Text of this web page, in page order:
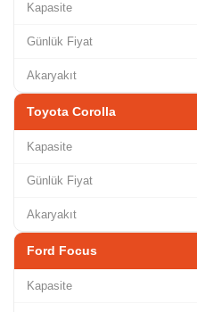
Kapasite
Günlük Fiyat
Akaryakıt
Toyota Corolla
Kapasite
Günlük Fiyat
Akaryakıt
Ford Focus
Kapasite